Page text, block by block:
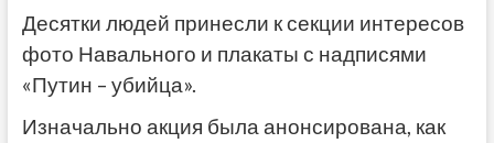
Десятки людей принесли к секции интересов
фото Навального и плакаты с надписями
«Путин – убийца».
Изначально акция была анонсирована, как